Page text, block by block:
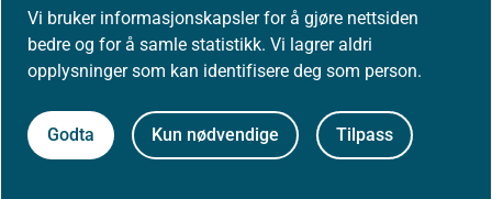
Vi bruker informasjonskapsler for å gjøre nettsiden
bedre og for å samle statistikk. Vi lagrer aldri
opplysninger som kan identifisere deg som person.
Godta Kun nødvendige Tilpass
Arrangementer
Presse